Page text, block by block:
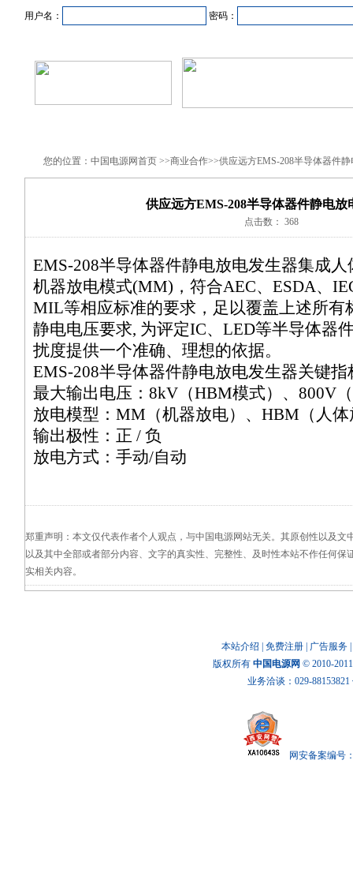
用户名： 密码：
您的位置：中国电源网首页 >>商业合作>>供应远方EMS-208半导体器件
供应远方EMS-208半导体器件静电放
点击数： 368
EMS-208半导体器件静电放电发生器集成
机器放电模式(MM)，符合AEC、ESDA、
MIL等相应标准的要求，足以覆盖上述所有
静电电压要求, 为评定IC、LED等半导体器
扰度提供一个准确、理想的依据。
EMS-208半导体器件静电放电发生器关键指
最大输出电压：8kV（HBM模式）、800V
放电模型：MM（机器放电）、HBM（人体
输出极性：正 / 负
放电方式：手动/自动
郑重声明：本文仅代表作者个人观点，与中国电源网站无关。其原创性以及文
以及其中全部或者部分内容、文字的真实性、完整性、及时性本站不作任何保
实相关内容。
本站介绍 免费注册 广告服务
版权所有 中国电源网 © 2010-
业务洽谈：029-
网安备案编号